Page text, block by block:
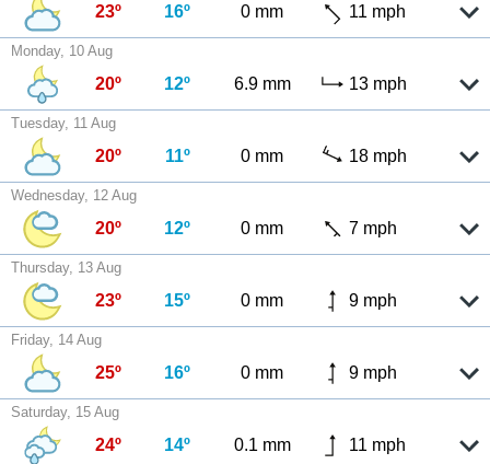
23º 16º 0 mm 11 mph
Monday, 10 Aug
20º 12º 6.9 mm 13 mph
Tuesday, 11 Aug
20º 11º 0 mm 18 mph
Wednesday, 12 Aug
20º 12º 0 mm 7 mph
Thursday, 13 Aug
23º 15º 0 mm 9 mph
Friday, 14 Aug
25º 16º 0 mm 9 mph
Saturday, 15 Aug
24º 14º 0.1 mm 11 mph